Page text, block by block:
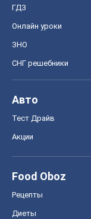
ГДЗ
Онлайн уроки
ЗНО
СНГ решебники
Авто
Тест Драйв
Акции
Food Oboz
Рецепты
Диеты